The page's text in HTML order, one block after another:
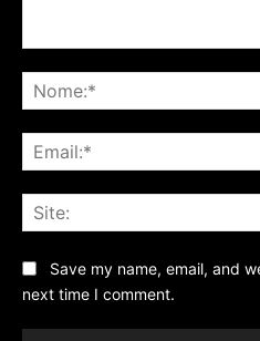
Save my name, email, and
next time I comment.